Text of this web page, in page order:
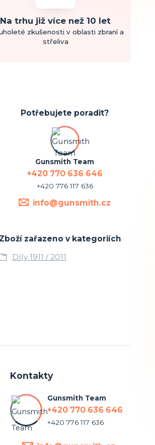
Na trhu již více než 10 let
zkušenosti v oblasti zbraní a
střeliva
Potřebujete poradit?
Gunsmith Team
+420 770 636 646
+420 776 117 636
info@gunsmith.cz
Zboží zařazeno v kategoriích
Díly 1911 / 2011
Kontakty
Gunsmith Team
+420 770 636 646
+420 776 117 636